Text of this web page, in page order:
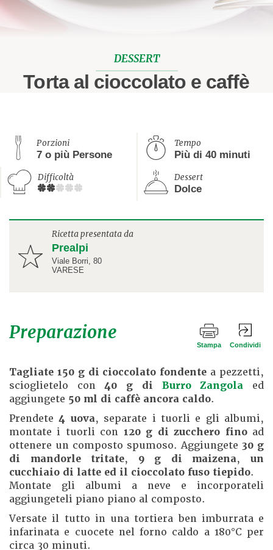
DESSERT
Torta al cioccolato e caffè
Porzioni
7 o più Persone
Tempo
Più di 40 minuti
Difficoltà Dessert
Dolce
Ricetta presentata da
Prealpi
Viale Borri, 80
VARESE
Preparazione
Stampa Condividi
Tagliate 150 g di cioccolato fondente a pezzetti,
scioglietelo con40 g di Burro Zangola ed
aggiungete 50 ml di caffè ancora caldo.
Prendete4 uova, separate i tuorli e gli albumi,
montate i tuorli con 120 g di zucchero finoad
ottenere un composto spumoso. Aggiungete 30 g
di mandorle tritate, 9 g di maizena,un
cucchiaio di latte ed il cioccolato fuso tiepido.
Montate gli albumi a neve e incorporateli
aggiungeteli piano piano al composto.
Versate il tutto in una tortiera ben imburrata e
infarinata e cuocete nel forno caldo a 180°C per
circa 30 minuti.